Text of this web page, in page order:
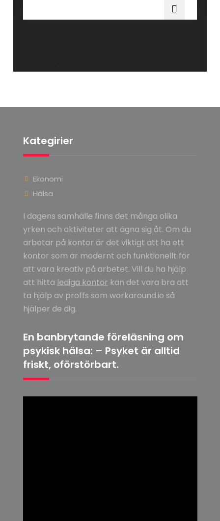
Kategirier
Ekonomi
Hälsa
I dagens samhälle finns det många olika
yrken och aktiviteter att ägna sig åt. Om du
arbetar på kontor är det viktigt att ha ett
kontor som är modernt och funktionellt för
att vara kreativ på arbetet. Vill du ha hjälp
att hitta lediga kontor kan det vara bra att
ta hjälp av proffs som workaround.io så
hjälper de dig.
En banbrytande föreläsning om
psykisk hälsa: – Psyket är alltid
friskt, oförstörbart.